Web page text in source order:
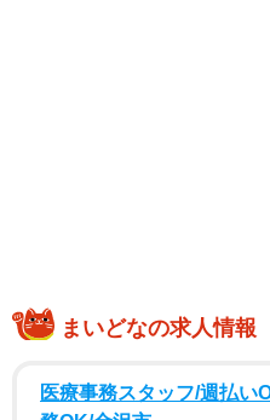
まいどなの求人情報
医療事務スタッフ/週払い